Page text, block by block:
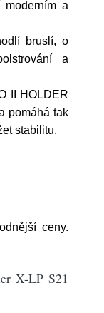
moderním a
bruslí, o
a
II HOLDER
pomáhá tak
stabilitu.
ceny.
X-LP S21